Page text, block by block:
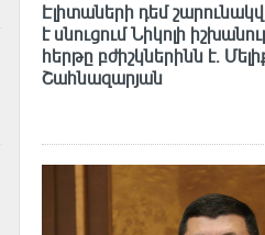
Էլիտաների դեմ
է սնուցում Նիկոլի
հերթը բժիշկներինն է.
Շահնազարյան